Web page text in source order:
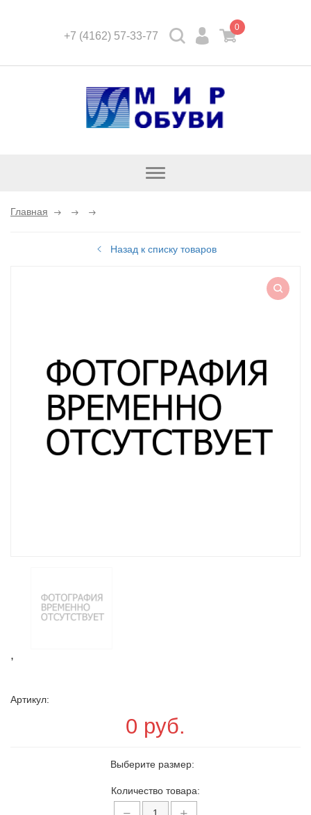
+7 (4162) 57-33-77
0
Открыть
Главная
Назад к списку товаров
,
Артикул:
0 руб.
Выберите размер:
Количество товара: